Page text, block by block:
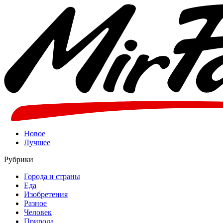
Новое
Лучшее
Рубрики
Города и страны
Еда
Изобретения
Разное
Человек
Природа